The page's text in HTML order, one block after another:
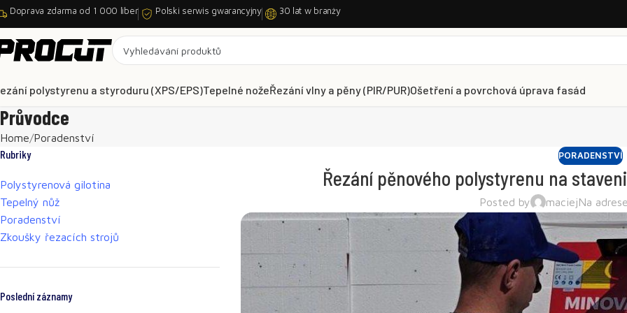
Doprava zdarma od 1 000 liber Polski serwis gwarancyjny 30 lat w branży
polystyrenu a styroduru (XPS/EPS)Tepelné nožeŘezání vlny a pěny (PIR/PUR)Ošetření a povrchová úprava fasád
Průvodce
Home Poradenství
Rubriky
Polystyrenová gilotina
Tepelný nůž
Poradenství
Zkoušky řezacích strojů
Poslední záznamy
PORADENSTVÍ
Řezání pěnového polystyrenu na
Posted by maciejNa